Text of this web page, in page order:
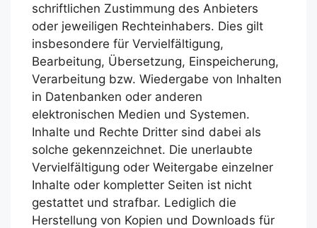
schriftlichen Zustimmung des Anbieters
oder jeweiligen Rechteinhabers. Dies gilt
insbesondere für Vervielfältigung,
Bearbeitung, Übersetzung, Einspeicherung,
Verarbeitung bzw. Wiedergabe von Inhalten
in Datenbanken oder anderen
elektronischen Medien und Systemen.
Inhalte und Rechte Dritter sind dabei als
solche gekennzeichnet. Die unerlaubte
Vervielfältigung oder Weitergabe einzelner
Inhalte oder kompletter Seiten ist nicht
gestattet und strafbar. Lediglich die
Herstellung von Kopien und Downloads für